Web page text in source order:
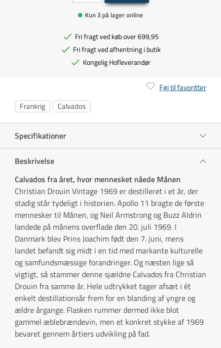
Kun 3 på lager online
Fri fragt ved køb over 699,95
Fri fragt ved afhentning i butik
Kongelig Hofleverandør
Føj til favoritter
Frankrig
Calvados
Specifikationer
Beskrivelse
Calvados fra året, hvor mennesket nåede Månen
Christian Drouin Vintage 1969 er destilleret i et år, der
stadig står tydeligt i historien. Apollo 11 bragte de første
mennesker til Månen, og Neil Armstrong og Buzz Aldrin
landede på månens overflade den 20. juli 1969. I
Danmark blev Prins Joachim født den 7. juni, mens
landet befandt sig midt i en tid med markante kulturelle
og samfundsmæssige forandringer. Og næsten lige så
vigtigt, så stammer denne sjældne Calvados fra Christian
Drouin fra samme år. Hele udtrykket tager afsæt i ét
enkelt destillationsår frem for en blanding af yngre og
ældre årgange. Flasken rummer dermed ikke blot
gammel æblebrændevin, men et konkret stykke af 1969
bevaret gennem årtiers udvikling på fad.